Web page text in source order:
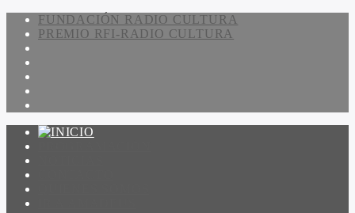
FUNDACIÓN RADIO CULTURA
PREMIO RFI-RADIO CULTURA